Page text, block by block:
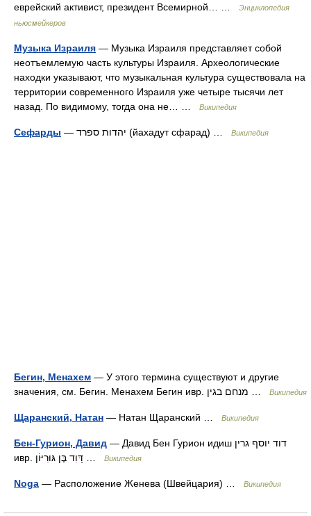
еврейский активист, президент Всемирной… …
Энциклопедия
ньюсмейкеров
Музыка Израиля — Музыка Израиля представляет собой
неотъемлемую часть культуры Израиля. Археологические
находки указывают, что музыкальная культура существовала на
территории современного Израиля уже четыре тысячи лет
назад. По видимому, тогда она не… …
Википедия
Сефарды — יהדות ספרד (йахадут сфарад) … Википедия
Бегин, Менахем — У этого термина существуют и другие
Википедия
Щаранский, Натан — Натан Щаранский … Википедия
Бен-Гурион, Давид — Давид Бен Гурион идиш דוד יוסף גרין
Википедия
Noga — Расположение Женева (Швейцария) … Википедия